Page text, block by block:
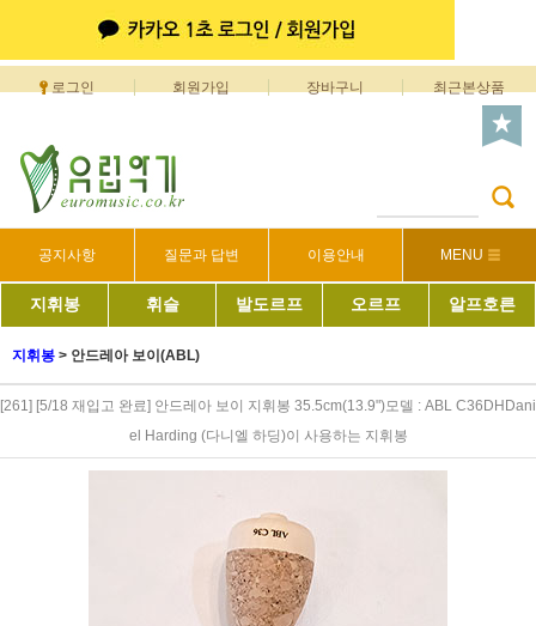
로그인 회원가입 장바구니 최근본상품
공지사항 질문과 답변 이용안내 MENU
지휘봉 휘슬 발도르프 오르프 알프호른
지휘봉 > 안드레아 보이(ABL)
[261] [5/18 재입고 완료] 안드레아 보이 지휘봉 35.5cm(13.9")모델 : ABL C36DHDani
el Harding (다니엘 하딩)이 사용하는 지휘봉